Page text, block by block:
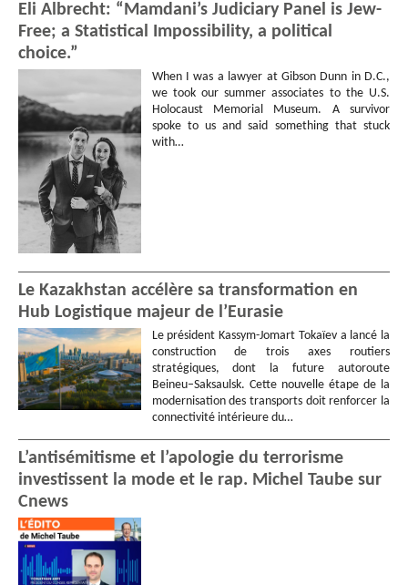
Eli Albrecht: “Mamdani’s Judiciary Panel is Jew-
Free; a Statistical Impossibility, a political
choice.”
When I was a lawyer at Gibson Dunn in D.C.,
we took our summer associates to the U.S.
Holocaust Memorial Museum. A survivor
spoke to us and said something that stuck
with…
Le Kazakhstan accélère sa transformation en
Hub Logistique majeur de l’Eurasie
Le président Kassym-Jomart Tokaïev a lancé la
construction de trois axes routiers
stratégiques, dont la future autoroute
Beineu–Saksaulsk. Cette nouvelle étape de la
modernisation des transports doit renforcer la
connectivité intérieure du…
L’antisémitisme et l’apologie du terrorisme
investissent la mode et le rap. Michel Taube sur
Cnews